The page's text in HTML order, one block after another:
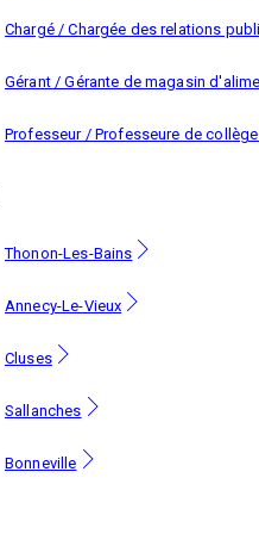
Chargé / Chargée des relations
Gérant / Gérante de magasin
Professeur / Professeure de
Thonon-Les-Bains
Annecy-Le-Vieux
Cluses
Sallanches
Bonneville